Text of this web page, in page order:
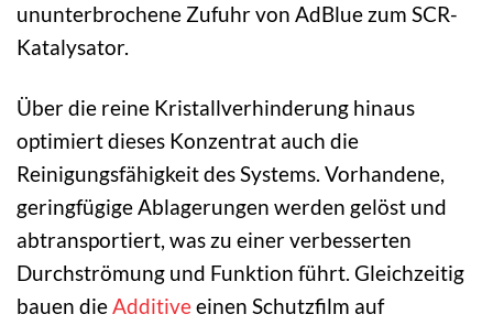
ununterbrochene Zufuhr von AdBlue zum SCR-
Katalysator.
Über die reine Kristallverhinderung hinaus
optimiert dieses Konzentrat auch die
Reinigungsfähigkeit des Systems. Vorhandene,
geringfügige Ablagerungen werden gelöst und
abtransportiert, was zu einer verbesserten
Durchströmung und Funktion führt. Gleichzeitig
bauen dieAdditiveeinen Schutzfilm auf